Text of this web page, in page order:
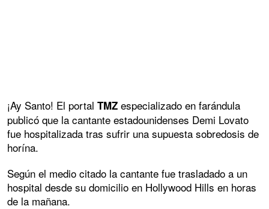
¡Ay Santo! El portal TMZ especializado en farándula
publicó que la cantante estadounidenses Demi Lovato
fue hospitalizada tras sufrir una supuesta sobredosis de
horína.
Según el medio citado la cantante fue trasladado a un
hospital desde su domicilio en Hollywood Hills en horas
de la mañana.